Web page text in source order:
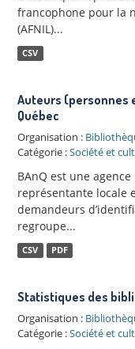
francophone pour la
(AFNIL)...
CSV
Auteurs (personnes
Québec
Organisation :
Catégorie :Société et
BAnQ est une
représentante locale
demandeurs
regroupe...
CSV PDF
Statistiques des
Organisation :
Catégorie :Société et